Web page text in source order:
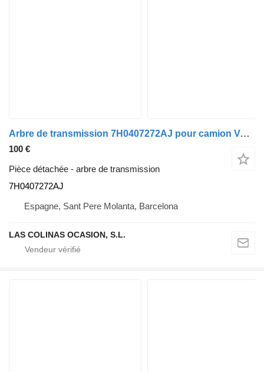
Arbre de transmission 7H0407272AJ pour camion Volkswagen T5 Transporter Furgón/Combi (7H)(04.2003->)
100 €
Pièce détachée - arbre de transmission
7H0407272AJ
Espagne, Sant Pere Molanta, Barcelona
LAS COLINAS OCASION, S.L.